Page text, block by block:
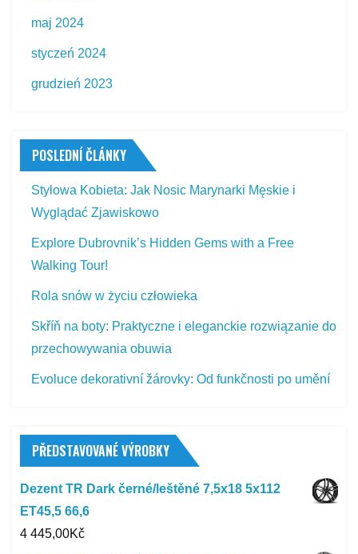
maj 2024
styczeń 2024
grudzień 2023
POSLEDNÍ ČLÁNKY
Stylowa Kobieta: Jak Nosic Marynarki Męskie i
Wyglądać Zjawiskowo
Explore Dubrovnik’s Hidden Gems with a Free
Walking Tour!
Rola snów w życiu człowieka
Skříň na boty: Praktyczne i eleganckie rozwiązanie do
przechowywania obuwia
Evoluce dekorativní žárovky: Od funkčnosti po umění
PŘEDSTAVOVANÉ VÝROBKY
Dezent TR Dark černé/leštěné 7,5x18 5x112
ET45,5 66,6
4 445,00Kč